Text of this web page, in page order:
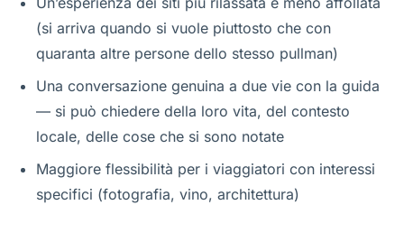
(si arriva quando si vuole piuttosto che con
quaranta altre persone dello stesso pullman)
Una conversazione genuina a due vie con la guida
— si può chiedere della loro vita, del contesto
locale, delle cose che si sono notate
Maggiore flessibilità per i viaggiatori con interessi
specifici (fotografia, vino, architettura)